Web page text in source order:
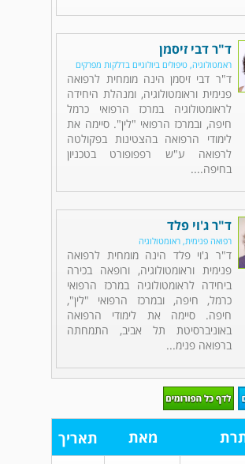
ד"ר דבי זיסמן
ראמטולוגיה, טיפולים ביולוגיים בדלקות מפרקים
ד"ר דבי זיסמן הינה מומחית לרפואה
פנימית וראומטולוגיה, ומנהלת היחידה
לראומטולוגיה במרכז הרפואי כרמל
חיפה, ובמרכז הרפואי "לין". סיימה את
לימודי הרפואה בהצטינות בפקולטה
לרפואה ע"ש רפפופורט בטכניון
בחיפה....
ד"ר ג'וי פלד
רפואה פנימית, ראומטולוגיה
ד"ר ג'וי פלד הינה מומחית לרפואה
פנימית וראומטולוגיה, ורופאה בכירה
ביחידה לראומטולוגיה במרכז הרפואי
כרמל, חיפה, ובמרכז הרפואי "לין",
חיפה. סיימה את לימודי הרפואה
באוניברסיטת תל אביב, התמחתה
ברפואה פנימ...
מאת תאריך